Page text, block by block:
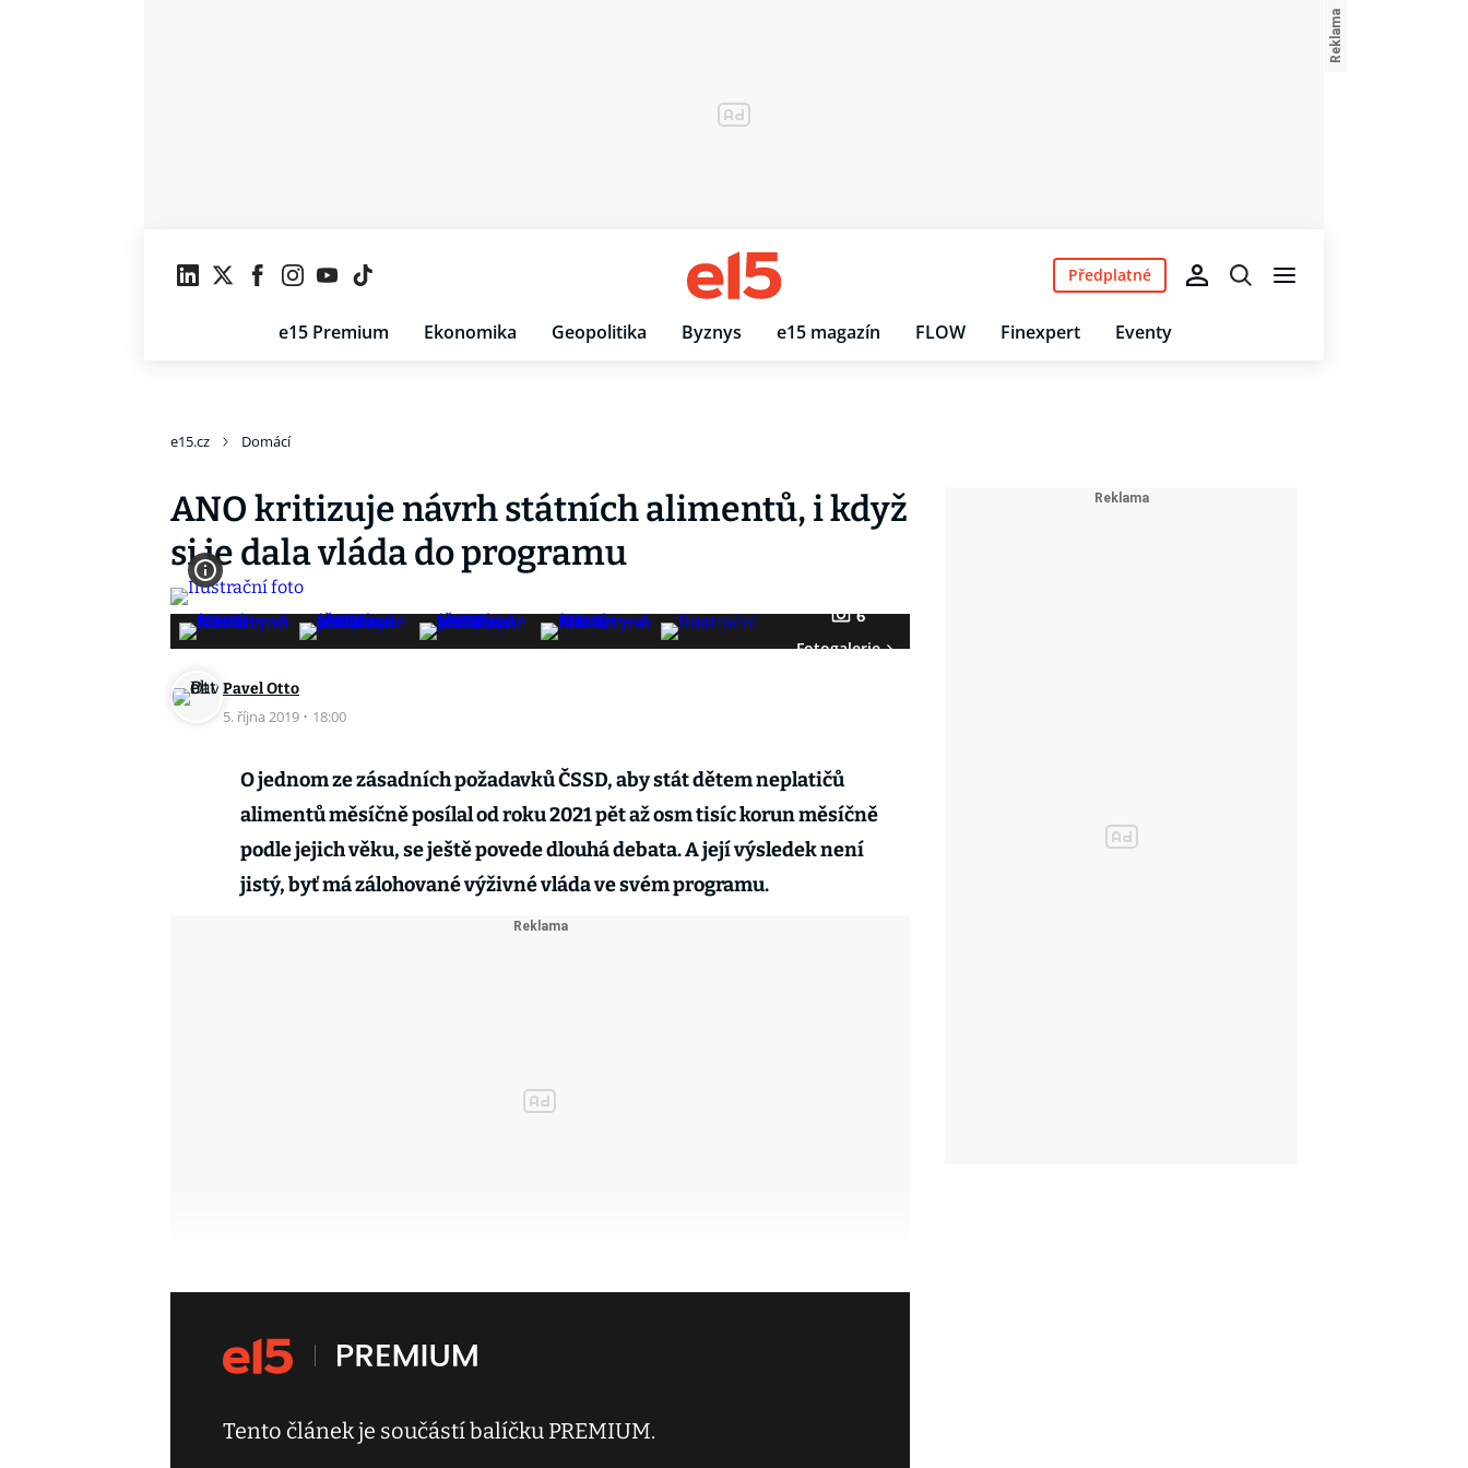
e15 Premium Ekonomika Geopolitika Byznys e15 magazín FLOW Finexpert Eventy
Předplatné
e15.cz Domácí
ANO kritizuje návrh státních alimentů, i když
si je dala vláda do programu
6
Fotogalerie
Pavel Otto
5. října 2019 · 18:00
O jednom ze zásadních požadavků ČSSD, aby stát dětem neplatičů
alimentů měsíčně posílal od roku 2021 pět až osm tisíc korun měsíčně
podle jejich věku, se ještě povede dlouhá debata. A její výsledek není
jistý, byť má zálohované výživné vláda ve svém programu.
Tento článek je součástí balíčku PREMIUM.